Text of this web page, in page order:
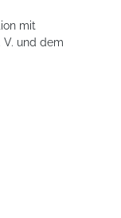
mit
und dem